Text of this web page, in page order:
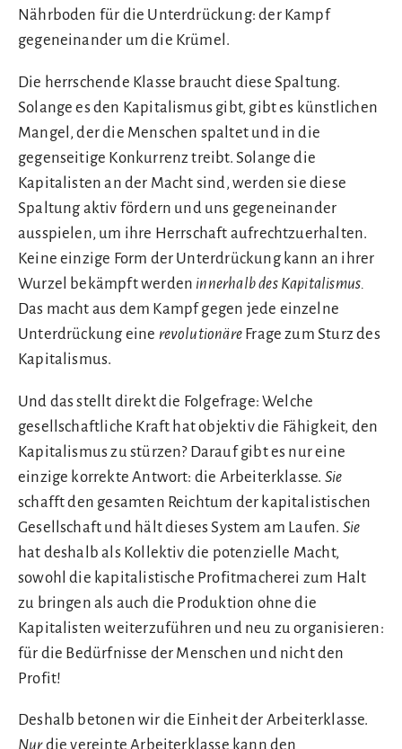
Nährboden für die Unterdrückung: der Kampf
gegeneinander um die Krümel.
Die herrschende Klasse braucht diese Spaltung.
Solange es den Kapitalismus gibt, gibt es künstlichen
Mangel, der die Menschen spaltet und in die
gegenseitige Konkurrenz treibt. Solange die
Kapitalisten an der Macht sind, werden sie diese
Spaltung aktiv fördern und uns gegeneinander
ausspielen, um ihre Herrschaft aufrechtzuerhalten.
Keine einzige Form der Unterdrückung kann an ihrer
Wurzel bekämpft werden innerhalb des Kapitalismus.
Das macht aus dem Kampf gegen jede einzelne
Unterdrückung eine revolutionäre Frage zum Sturz des
Kapitalismus.
Und das stellt direkt die Folgefrage: Welche
gesellschaftliche Kraft hat objektiv die Fähigkeit, den
Kapitalismus zu stürzen? Darauf gibt es nur eine
einzige korrekte Antwort: die Arbeiterklasse. Sie
schafft den gesamten Reichtum der kapitalistischen
Gesellschaft und hält dieses System am Laufen. Sie
hat deshalb als Kollektiv die potenzielle Macht,
sowohl die kapitalistische Profitmacherei zum Halt
zu bringen als auch die Produktion ohne die
Kapitalisten weiterzuführen und neu zu organisieren:
für die Bedürfnisse der Menschen und nicht den
Profit!
Deshalb betonen wir die Einheit der Arbeiterklasse.
Nurdie vereinte Arbeiterklasse kann den